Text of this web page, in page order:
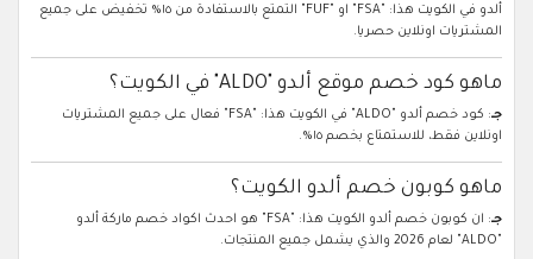
ألدو في الكويت هذا: "FSA" او "FUF" التمتع بالاستفادة من ١٥% تخفيض على جميع
المشتريات اونلاين حصريا.
ماهو كود خصم موقع ألدو "ALDO" في الكويت؟
جـ
: كود خصم ألدو "ALDO" في الكويت هذا: "FSA" فعال على جميع المشتريات
اونلاين فقط، للاستمتاع بخصم ١٥%.
ماهو كوبون خصم ألدو الكويت؟
جـ
: ان كوبون خصم ألدو الكويت هذا: "FSA" هو احدث اكواد خصم ماركة ألدو
"ALDO" لعام 2026 والذي يشمل جميع المنتجات.